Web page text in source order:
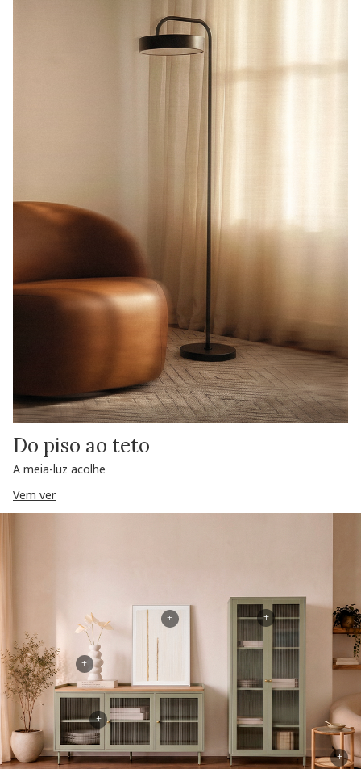
Do piso ao teto
A meia-luz acolhe
Vem ver
+
+
+
+
+